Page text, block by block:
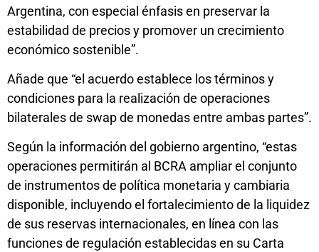
Argentina, con especial énfasis en preservar la
estabilidad de precios y promover un crecimiento
económico sostenible”.
Añade que “el acuerdo establece los términos y
condiciones para la realización de operaciones
bilaterales de swap de monedas entre ambas partes”.
Según la información del gobierno argentino, “estas
operaciones permitirán al BCRA ampliar el conjunto
de instrumentos de política monetaria y cambiaria
disponible, incluyendo el fortalecimiento de la liquidez
de sus reservas internacionales, en línea con las
funciones de regulación establecidas en su Carta